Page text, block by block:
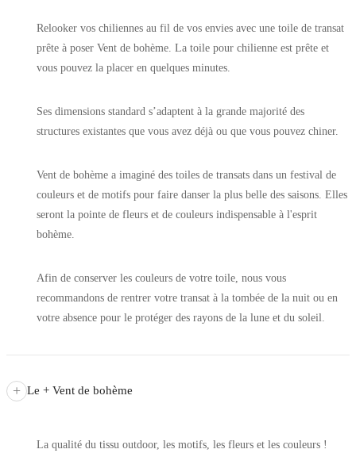
Relooker vos chiliennes au fil de vos envies avec une toile de transat
prête à poser Vent de bohème. La toile pour chilienne est prête et
vous pouvez la placer en quelques minutes.
Ses dimensions standard s’adaptent à la grande majorité des
structures existantes que vous avez déjà ou que vous pouvez chiner.
Vent de bohème a imaginé des toiles de transats dans un festival de
couleurs et de motifs pour faire danser la plus belle des saisons. Elles
seront la pointe de fleurs et de couleurs indispensable à l'esprit
bohème.
Afin de conserver les couleurs de votre toile, nous vous
recommandons de rentrer votre transat à la tombée de la nuit ou en
votre absence pour le protéger des rayons de la lune et du soleil.
+ Le + Vent de bohème
La qualité du tissu outdoor, les motifs, les fleurs et les couleurs !